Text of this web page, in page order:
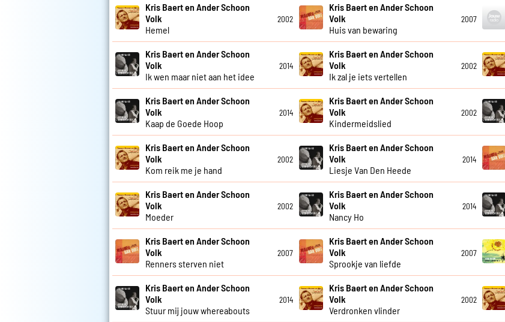
Kris Baert en Ander Schoon
Volk
Hemel
2002
Kris Baert en Ander Schoon
Volk
Huis van bewaring
2007
Kris Baert en Ander Schoon
Volk
Ik wen maar niet aan het idee
2014
Kris Baert en Ander Schoon
Volk
Ik zal je iets vertellen
2002
Kris Baert en Ander Schoon
Volk
Kaap de Goede Hoop
2014
Kris Baert en Ander Schoon
Volk
Kindermeidslied
2002
Kris Baert en Ander Schoon
Volk
Kom reik me je hand
2002
Kris Baert en Ander Schoon
Volk
Liesje Van Den Heede
2014
Kris Baert en Ander Schoon
Volk
Moeder
2002
Kris Baert en Ander Schoon
Volk
Nancy Ho
2014
Kris Baert en Ander Schoon
Volk
Renners sterven niet
2007
Kris Baert en Ander Schoon
Volk
Sprookje van liefde
2007
Kris Baert en Ander Schoon
Volk
Stuur mij jouw whereabouts
2014
Kris Baert en Ander Schoon
Volk
Verdronken vlinder
2002